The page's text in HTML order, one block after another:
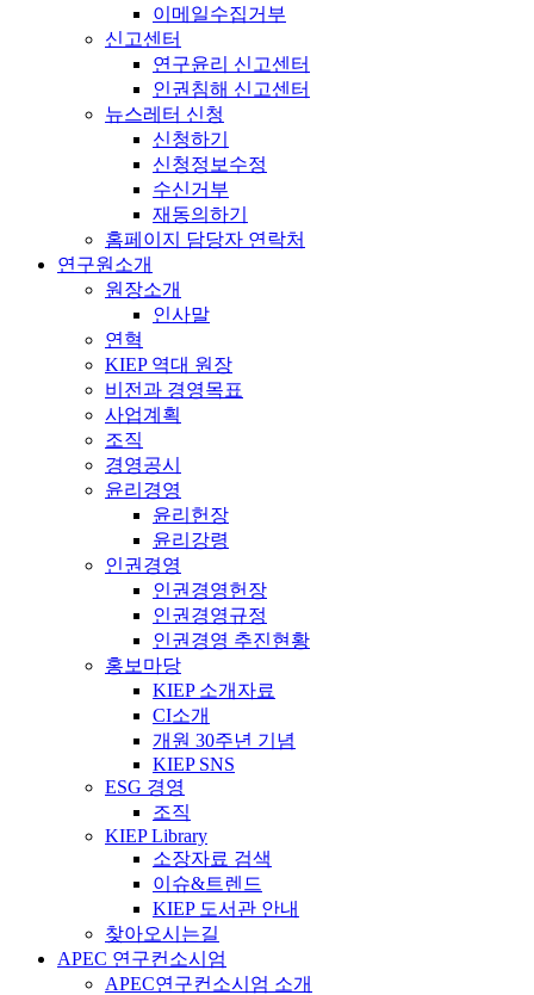
이메일수집거부
신고센터
연구윤리 신고센터
인권침해 신고센터
뉴스레터 신청
신청하기
신청정보수정
수신거부
재동의하기
홈페이지 담당자 연락처
연구원소개
원장소개
인사말
연혁
KIEP 역대 원장
비전과 경영목표
사업계획
조직
경영공시
윤리경영
윤리헌장
윤리강령
인권경영
인권경영헌장
인권경영규정
인권경영 추진현황
홍보마당
KIEP 소개자료
CI소개
개원 30주년 기념
KIEP SNS
ESG 경영
조직
KIEP Library
소장자료 검색
이슈&트렌드
KIEP 도서관 안내
찾아오시는길
APEC 연구컨소시엄
APEC연구컨소시엄 소개